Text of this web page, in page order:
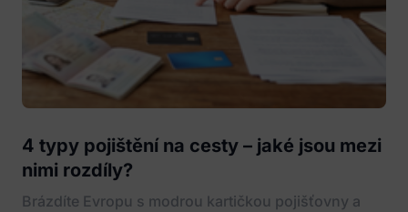
4 typy pojištění na cesty – jaké jsou mezi
nimi rozdíly?
Brázdíte Evropu s modrou kartičkou pojišťovny a